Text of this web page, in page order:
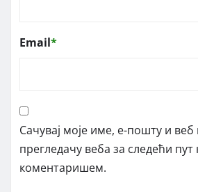
Email*
Сачувај моје име, е-пошту и
прегледачу веба за следећи пут
коментаришем.